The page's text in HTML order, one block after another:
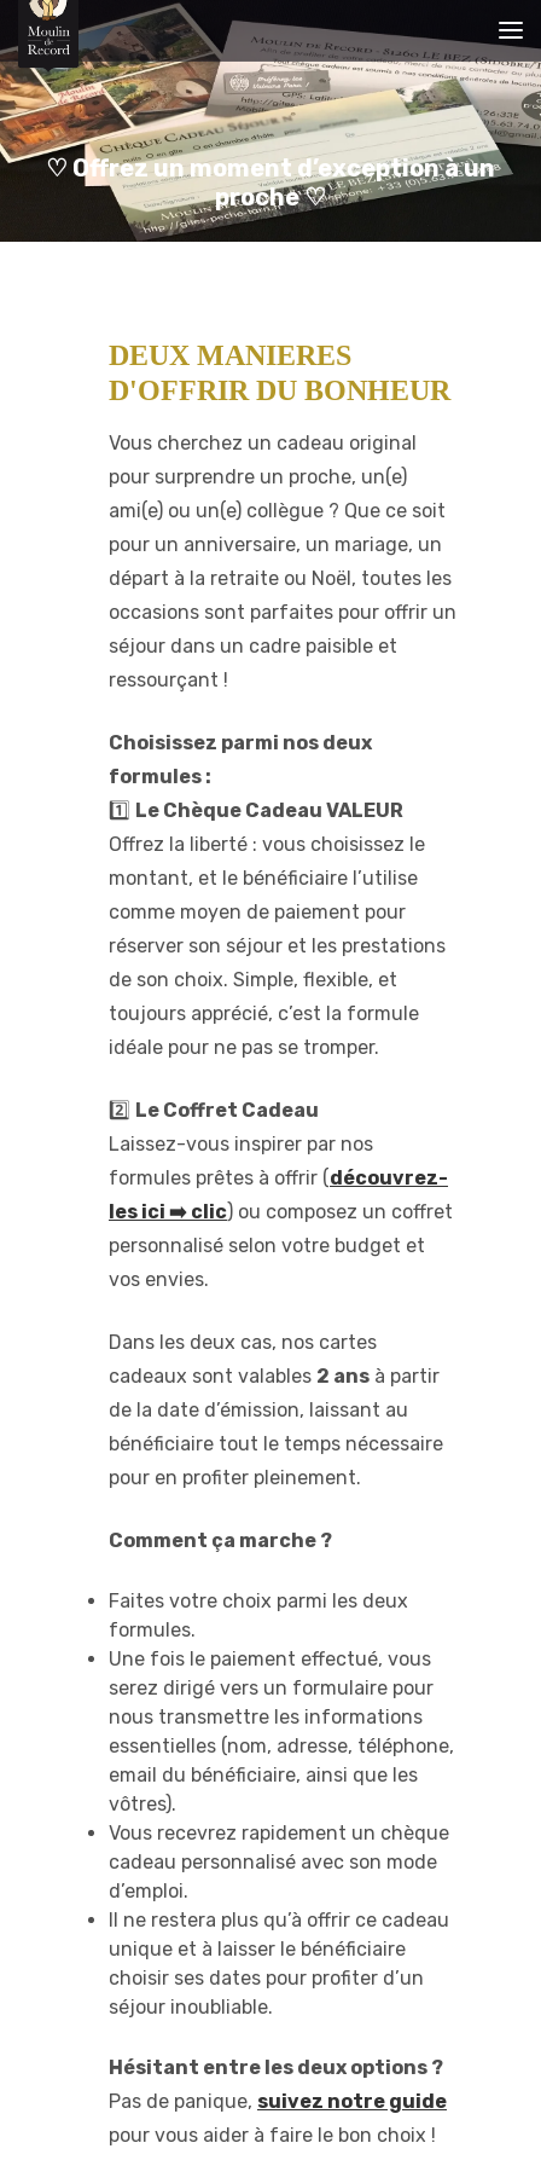
♡ Offrez un moment d’exception à un
proche ♡
DEUX MANIERES
D'OFFRIR DU BONHEUR
Vous cherchez un cadeau original
pour surprendre un proche, un(e)
ami(e) ou un(e) collègue ? Que ce soit
pour un anniversaire, un mariage, un
départ à la retraite ou Noël, toutes les
occasions sont parfaites pour offrir un
séjour dans un cadre paisible et
ressourçant !
Choisissez parmi nos deux
formules :
1️⃣ Le Chèque Cadeau VALEUR
Offrez la liberté : vous choisissez le
montant, et le bénéficiaire l’utilise
comme moyen de paiement pour
réserver son séjour et les prestations
de son choix. Simple, flexible, et
toujours apprécié, c’est la formule
idéale pour ne pas se tromper.
2️⃣ Le Coffret Cadeau
Laissez-vous inspirer par nos
formules prêtes à offrir (découvrez-
les ici ➡️ clic) ou composez un coffret
personnalisé selon votre budget et
vos envies.
Dans les deux cas, nos cartes
cadeaux sont valables 2 ans à partir
de la date d’émission, laissant au
bénéficiaire tout le temps nécessaire
pour en profiter pleinement.
Comment ça marche ?
Faites votre choix parmi les deux
formules.
Une fois le paiement effectué, vous
serez dirigé vers un formulaire pour
nous transmettre les informations
essentielles (nom, adresse, téléphone,
email du bénéficiaire, ainsi que les
vôtres).
Vous recevrez rapidement un chèque
cadeau personnalisé avec son mode
d’emploi.
Il ne restera plus qu’à offrir ce cadeau
unique et à laisser le bénéficiaire
choisir ses dates pour profiter d’un
séjour inoubliable.
Hésitant entre les deux options ?
Pas de panique, suivez notre guide
pour vous aider à faire le bon choix !